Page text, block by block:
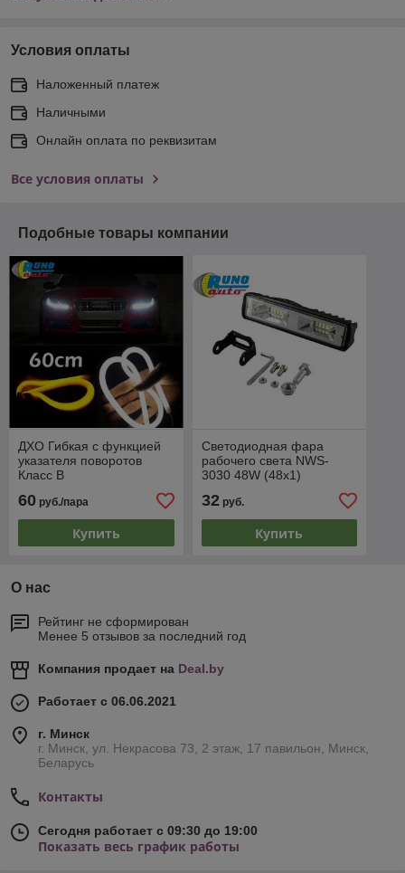
Условия оплаты
Наложенный платеж
Наличными
Онлайн оплата по реквизитам
Все условия оплаты
Подобные товары компании
ДХО Гибкая с функцией
указателя поворотов
Класс В
60 руб./пара
Купить
Светодиодная фара
рабочего света NWS-
3030 48W (48х1)
32руб.
Купить
О нас
Рейтинг не сформирован
Менее 5 отзывов за последний год
Компания продает на Deal.by
Работает с 06.06.2021
г. Минск
г. Минск, ул. Некрасова 73, 2 этаж, 17 павильон, Минск,
Беларусь
Контакты
Сегодня работает с 09:30 до 19:00
Показать весь график работы